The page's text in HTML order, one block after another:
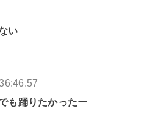
い
も踊りたかったー